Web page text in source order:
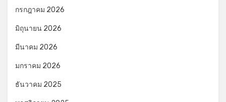
กรกฎาคม 2026
มิถุนายน 2026
มีนาคม 2026
มกราคม 2026
ธันวาคม 2025